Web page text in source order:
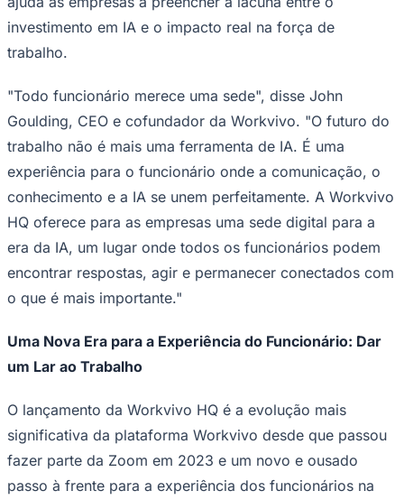
Hub de Negócios
Guia Comercial
Selo Verificado
Portal Educacional
Vagas de Emprego
Panorama Econômico
Panorama Econômico
Para Sua Empresa
Anuncie no Portal
Verificar EmpresaNovo
Anunciar Vagas
Publicidade Legal
Fórmula 1
UFC
Tênis (ATP)
NHL
Atletismo
Vôlei
NBB
Competições de Futebol
investimento em IA e o impacto real na força de
trabalho.
"Todo funcionário merece uma sede", disse John
Goulding, CEO e cofundador da Workvivo. "O futuro do
trabalho não é mais uma ferramenta de IA. É uma
experiência para o funcionário onde a comunicação, o
conhecimento e a IA se unem perfeitamente. A Workvivo
HQ oferece para as empresas uma sede digital para a
era da IA, um lugar onde todos os funcionários podem
encontrar respostas, agir e permanecer conectados com
o que é mais importante."
Uma Nova Era para a Experiência do Funcionário: Dar
um Lar ao Trabalho
O lançamento da Workvivo HQ é a evolução mais
significativa da plataforma Workvivo desde que passou
fazer parte da Zoom em 2023 e um novo e ousado
passo à frente para a experiência dos funcionários na